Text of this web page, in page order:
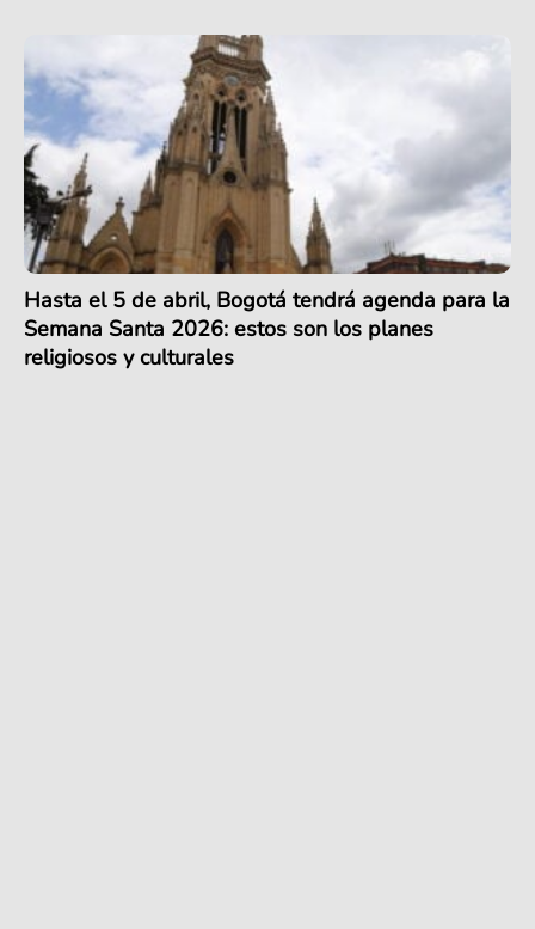
Hasta el 5 de abril, Bogotá tendrá agenda para la
Semana Santa 2026: estos son los planes
religiosos y culturales